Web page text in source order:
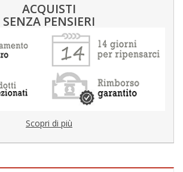
ACQUISTI
SENZA PENSIERI
Scopri di più